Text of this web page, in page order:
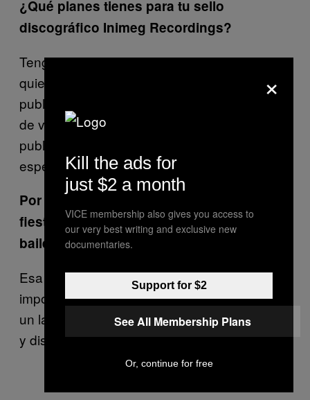
¿Qué planes tienes para tu sello
discográfico Inimeg Recordings?
Tengo algunas sorpresas para 2015, pero no
quiero echarlas a perder. No se trata de
publicar discos de forma constante, sale algo
de vez en cuando. Me gusta que lo que se
publique se sienta como algo íntimo y
especial.
Por último, te presentarás en México en la
fiesta DANCE SAFE, ¿Tienes algún tip de
baile que quieras compartir?
Esa es una pregunta muy difícil. Lo más
importante es la vibra, dejar la expectativa a
un lado y simplemente vibrar con naturalidad
y disfrutar. Eso es lo más importante para mí.
×
Kill the ads for
just $2 a month
VICE membership also gives you access to
our very best writing and exclusive new
documentaries.
Support for $2
See All Membership Plans
Or, continue for free